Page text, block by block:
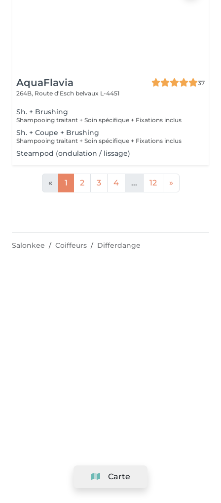
AquaFlavia
37
264B, Route d'Esch belvaux L-4451
Sh. + Brushing
Shampooing traitant + Soin spécifique + Fixations inclus
Sh. + Coupe + Brushing
Shampooing traitant + Soin spécifique + Fixations inclus
Steampod (ondulation / lissage)
« 1 2 3 4 ... 12 »
Carte
Salonkee Coiffeurs Differdange